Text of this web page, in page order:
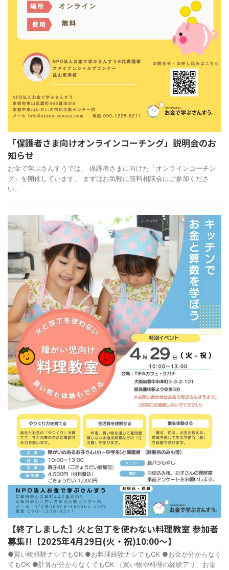
「保護者さま向けオンラインコーチング」説明会のお
知らせ
お金で学ぶさんすうでは、 保護者さまに向けた「オンラインコーチン
グ」を開催しています。 まずはお気軽に無料相談会にご参加くださ
い。
【終了しました】火と包丁を使わない料理教室 参加者
募集!!【2025年4月29日(火・祝)10:00～】
●買い物経験ナシでもOK ●お料理経験ナシでもOK ●お金が分からなく
てもOK ●計算が分からなくてもOK （買い物や料理の経験アリ、お金